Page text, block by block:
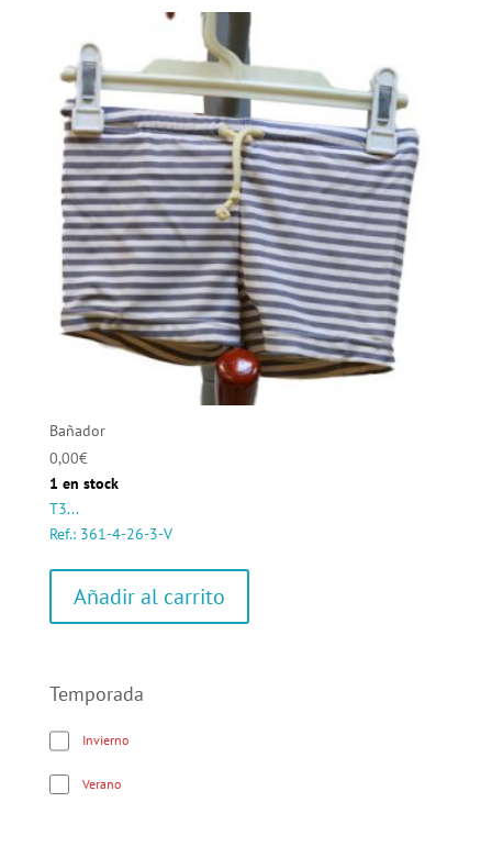
Bañador
0,00€
1 en stock
T3...
Ref.: 361-4-26-3-V
Añadir al carrito
Temporada
Invierno
Verano